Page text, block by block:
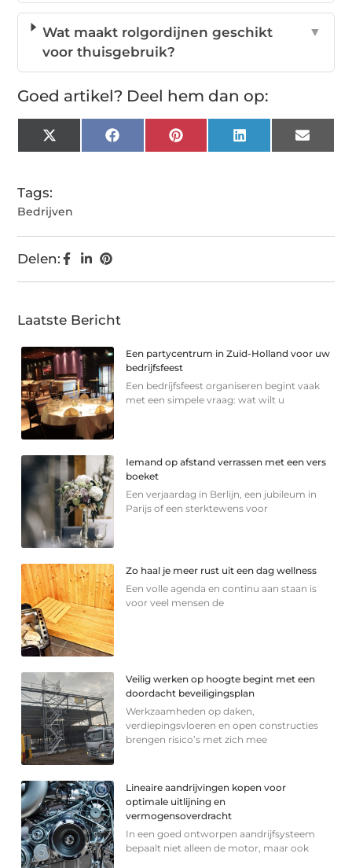
Wat maakt rolgordijnen geschikt
voor thuisgebruik?
▼
Goed artikel? Deel hem dan op:
X
(Twitter)
FacebookPinterest LinkedIn Email
Tags:
Bedrijven
Delen:
Laatste Bericht
Een partycentrum in Zuid-Holland voor uw
bedrijfsfeest
Een bedrijfsfeest organiseren begint vaak
met een simpele vraag: wat wilt u
Iemand op afstand verrassen met een vers
boeket
Een verjaardag in Berlijn, een jubileum in
Parijs of een sterkte­wens voor
Zo haal je meer rust uit een dag wellness
Een volle agenda en continu aan staan is
voor veel mensen de
Veilig werken op hoogte begint met een
doordacht beveiligingsplan
Werkzaamheden op daken,
verdiepingsvloeren en open constructies
brengen risico’s met zich mee
Lineaire aandrijvingen kopen voor
optimale uitlijning en
vermogensoverdracht
In een goed ontworpen aandrijfsysteem
bepaalt niet alleen de motor, maar ook